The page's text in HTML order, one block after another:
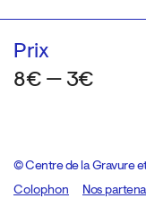
Prix
8€ — 3€
© Centre de la Gravure
Colophon
Design:MarcelNos